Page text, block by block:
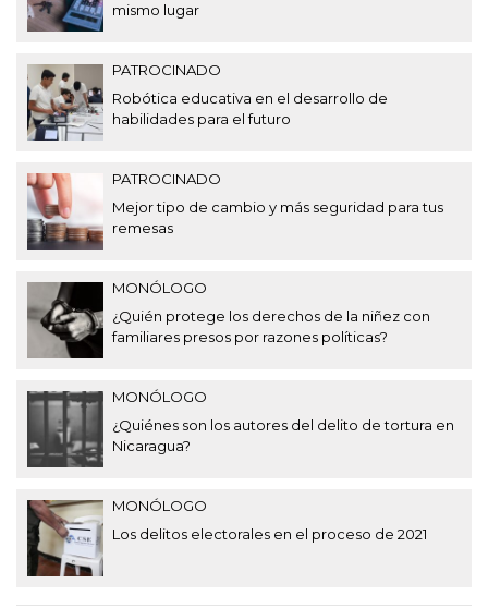
mismo lugar
PATROCINADO
Robótica educativa en el desarrollo de
habilidades para el futuro
PATROCINADO
Mejor tipo de cambio y más seguridad para tus
remesas
MONÓLOGO
¿Quién protege los derechos de la niñez con
familiares presos por razones políticas?
MONÓLOGO
¿Quiénes son los autores del delito de tortura en
Nicaragua?
MONÓLOGO
Los delitos electorales en el proceso de 2021